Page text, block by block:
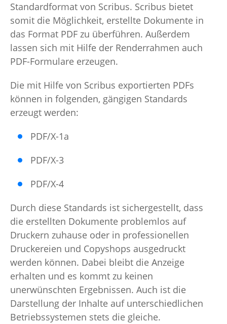
Standardformat von Scribus. Scribus bietet
somit die Möglichkeit, erstellte Dokumente in
das Format PDF zu überführen. Außerdem
lassen sich mit Hilfe der Renderrahmen auch
PDF-Formulare erzeugen.
Die mit Hilfe von Scribus exportierten PDFs
können in folgenden, gängigen Standards
erzeugt werden:
PDF/X-1a
PDF/X-3
PDF/X-4
Durch diese Standards ist sichergestellt, dass
die erstellten Dokumente problemlos auf
Druckern zuhause oder in professionellen
Druckereien und Copyshops ausgedruckt
werden können. Dabei bleibt die Anzeige
erhalten und es kommt zu keinen
unerwünschten Ergebnissen. Auch ist die
Darstellung der Inhalte auf unterschiedlichen
Betriebssystemen stets die gleiche.